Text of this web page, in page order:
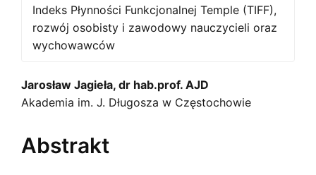
Indeks Płynności Funkcjonalnej Temple (TIFF),
rozwój osobisty i zawodowy nauczycieli oraz
wychowawców
Main
Article
Content
Jarosław Jagieła, dr hab.prof. AJD
Akademia im. J. Długosza w Częstochowie
Abstrakt